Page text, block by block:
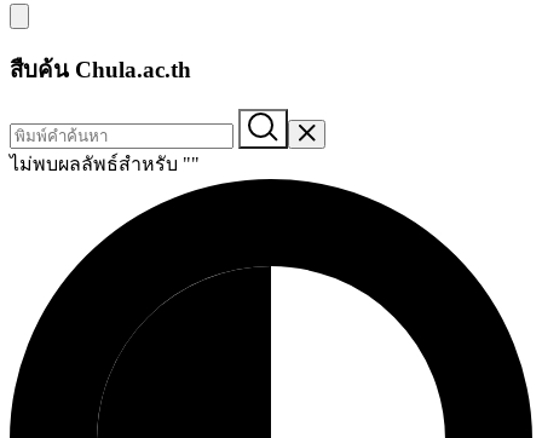
สืบค้น Chula.ac.th
ไม่พบผลลัพธ์สำหรับ ""